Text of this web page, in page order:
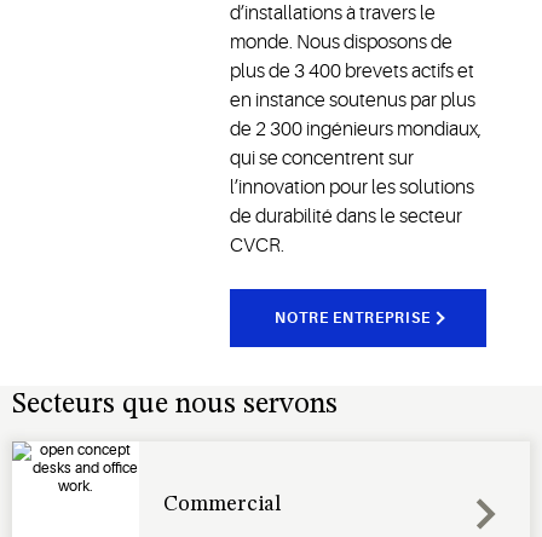
d’installations à travers le
monde. Nous disposons de
plus de 3 400 brevets actifs et
en instance soutenus par plus
de 2 300 ingénieurs mondiaux,
qui se concentrent sur
l’innovation pour les solutions
de durabilité dans le secteur
CVCR.
NOTRE ENTREPRISE
Secteurs que nous servons
Commercial